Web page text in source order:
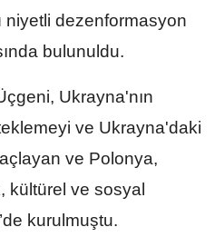
niyetli dezenformasyon
bulunuldu.
Ukrayna'nın
ve Ukrayna'daki
ve Polonya,
kültürel ve sosyal
kurulmuştu.